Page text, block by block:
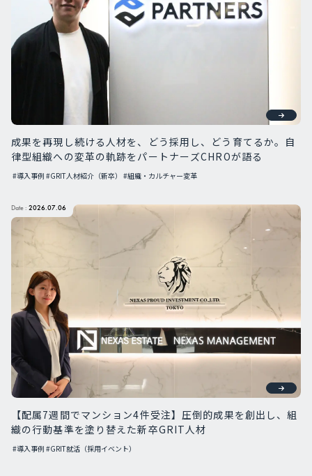
成果を再現し続ける人材を、どう採用し、どう育てるか。自
律型組織への変革の軌跡をパートナーズCHROが語る
#導入事例 #GRIT人材紹介（新卒） #組織・カルチャー変革
Date : 2026.07.06
【配属7週間でマンション4件受注】圧倒的成果を創出し、組
織の行動基準を塗り替えた新卒GRIT人材
#導入事例 #GRIT就活（採用イベント）